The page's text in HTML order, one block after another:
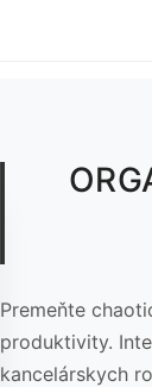
Premeňte
produktivity.
kancelárskych